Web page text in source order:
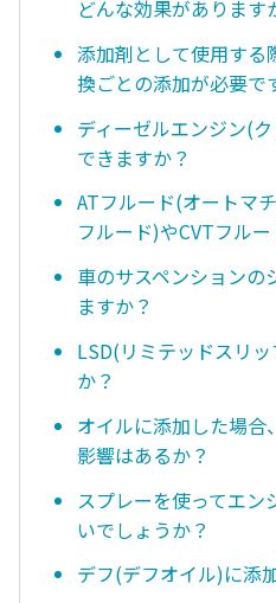
どんな効果があります
添加剤として使用する
換ごとの添加が必要で
ディーゼルエンジン(
できますか？
ATフルード(オートマ
フルード)やCVTフル
車のサスペンションの
ますか？
LSD(リミテッドスリ
か？
オイルに添加した場合
影響はあるか？
スプレーを使ってエン
いでしょうか？
デフ(デフオイル)に添